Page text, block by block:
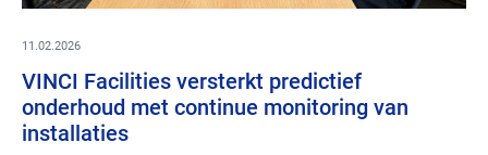
11.02.2026
VINCI Facilities versterkt predictief
onderhoud met continue monitoring van
installaties